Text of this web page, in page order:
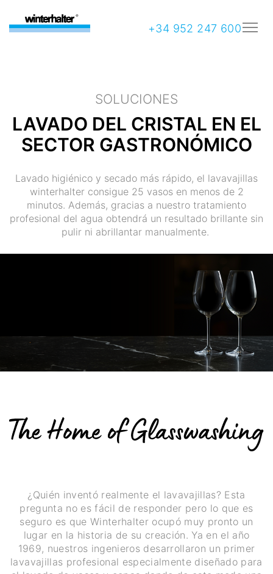
+34 952 247 600
SOLUCIONES
LAVADO DEL CRISTAL EN EL
SECTOR GASTRONÓMICO
Lavado higiénico y secado más rápido, el lavavajillas
winterhalter consigue 25 vasos en menos de 2
minutos. Además, gracias a nuestro tratamiento
profesional del agua obtendrá un resultado brillante sin
pulir ni abrillantar manualmente.
¿Quién inventó realmente el lavavajillas? Esta
pregunta no es fácil de responder pero lo que es
seguro es que Winterhalter ocupó muy pronto un
lugar en la historia de su creación. Ya en el año
1969, nuestros ingenieros desarrollaron un primer
lavavajillas profesional especialmente diseñado para